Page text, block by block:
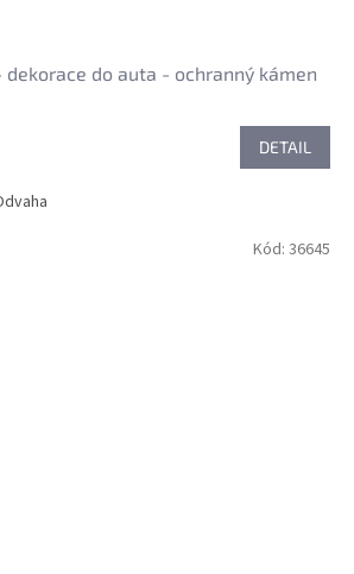
dekorace do auta - ochranný kámen
DETAIL
Kód: 36645